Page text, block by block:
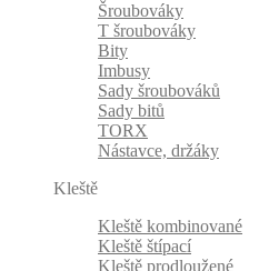
Šroubováky
T šroubováky
Bity
Imbusy
Sady šroubováků
Sady bitů
TORX
Nástavce, držáky
Kleště
Kleště kombinované
Kleště štípací
Kleště prodloužené